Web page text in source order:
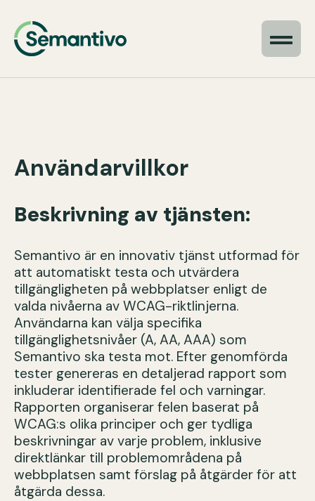
Användarvillkor
Beskrivning av tjänsten:
Semantivo är en innovativ tjänst utformad för
att automatiskt testa och utvärdera
tillgängligheten på webbplatser enligt de
valda nivåerna av WCAG-riktlinjerna.
Användarna kan välja specifika
tillgänglighetsnivåer (A, AA, AAA) som
Semantivo ska testa mot. Efter genomförda
tester genereras en detaljerad rapport som
inkluderar identifierade fel och varningar.
Rapporten organiserar felen baserat på
WCAG:s olika principer och ger tydliga
beskrivningar av varje problem, inklusive
direktlänkar till problemområdena på
webbplatsen samt förslag på åtgärder för att
åtgärda dessa.